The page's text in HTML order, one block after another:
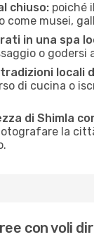
chiuso: poiché
come musei,
in una spa
o
locali
di cucina o
di Shimla
la
con voli